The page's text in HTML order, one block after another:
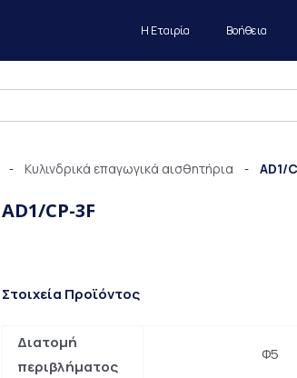
Η Εταιρία Βοήθεια
- Κυλινδρικά επαγωγικά αισθητήρια - AD1/
AD1/CP-3F
Στοιχεία Προϊόντος
Διατομή
περιβλήματος
Φ5